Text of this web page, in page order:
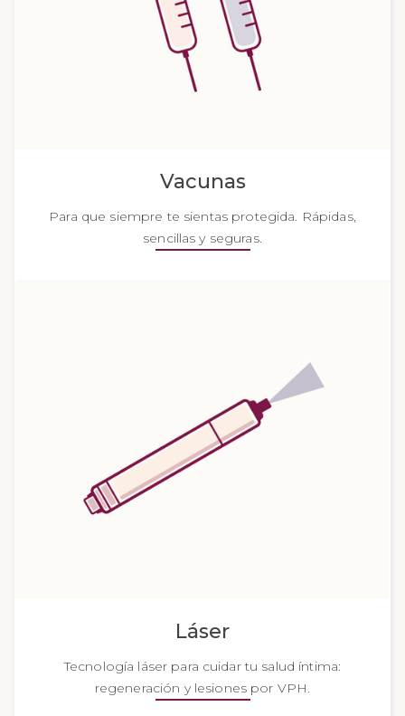
Vacunas
Para que siempre te sientas protegida. Rápidas,
sencillas y seguras.
Láser
Tecnología láser para cuidar tu salud íntima:
regeneración y lesiones por VPH.